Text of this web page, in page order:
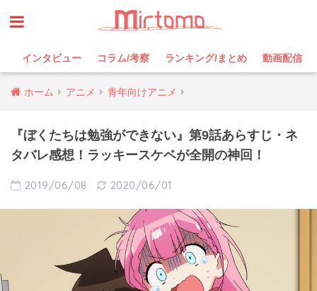
インタビュー コラム/考察 ランキング/まとめ 動画配信
ホーム アニメ 青年向けアニメ
『ぼくたちは勉強ができない』第9話あらすじ・ネ
タバレ感想！ラッキースケベが全開の神回！
2019/06/08 2020/06/01